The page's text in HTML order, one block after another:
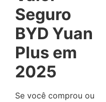
Seguro
BYD Yuan
Plus em
2025
Se você comprou ou